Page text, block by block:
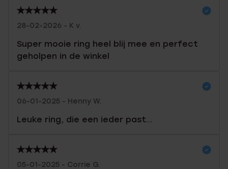
28-02-2026 - K v.
Super mooie ring heel blij mee en perfect
geholpen in de winkel
06-01-2025 - Henny W.
Leuke ring, die een ieder past…
05-01-2025 - Corrie G.